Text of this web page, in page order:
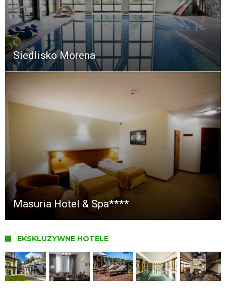
Siedlisko Morena
Masuria Hotel & Spa****
EKSKLUZYWNE HOTELE